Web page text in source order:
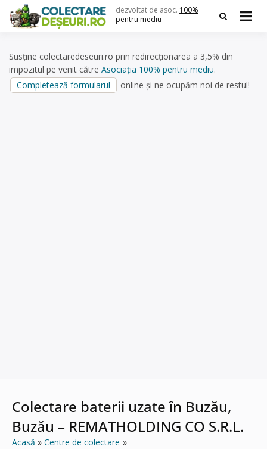
content
dezvoltat de asoc. 100%
pentru mediu
Susține colectaredeseuri.ro prin redirecționarea a 3,5% din
impozitul pe venit către Asociația 100% pentru mediu.
Completează formularul
online și ne ocupăm noi de restul!
Colectare baterii uzate în Buzău,
Buzău – REMATHOLDING CO S.R.L.
Acasă
Centre de colectare